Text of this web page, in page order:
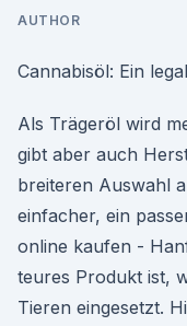
AUTHOR
Cannabisöl: Ein
Als Trägeröl wird
gibt aber auch
breiteren Auswahl
einfacher, ein
online kaufen -
teures Produkt ist,
Tieren eingesetzt.